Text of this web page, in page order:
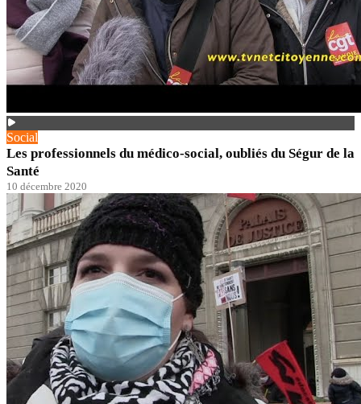
Social
Les professionnels du médico-social, oubliés du Ségur de la
Santé
10 décembre 2020